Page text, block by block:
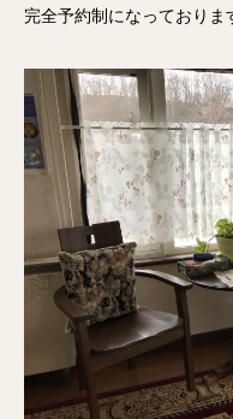
完全予約制になっておりま